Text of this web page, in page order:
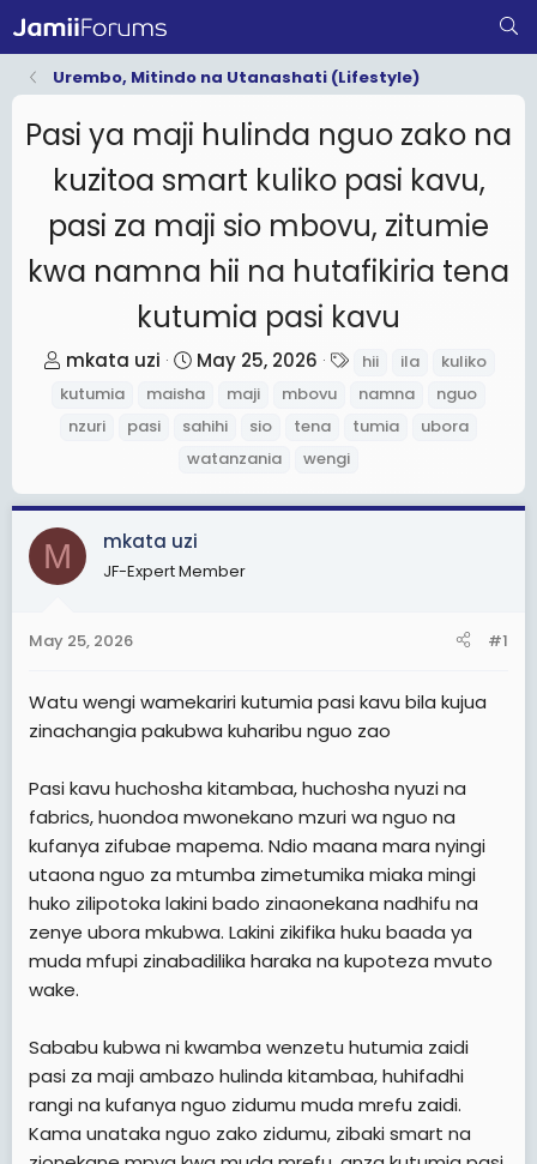
Urembo, Mitindo na Utanashati (Lifestyle)
Pasi ya maji hulinda nguo zako na
kuzitoa smart kuliko pasi kavu,
pasi za maji sio mbovu, zitumie
kwa namna hii na hutafikiria tena
kutumia pasi kavu
T
h
d
s
t
a
t
r
mkata uzi
S
t
a
d
a
May 25, 2026
a
g
hii ila
kuliko
kutumia
maisha maji mbovu namna
nguo
nzuri
pasi sahihi sio tena tumia
ubora
watanzania
wengi
M mkata uzi
JF-Expert Member
May 25, 2026 #1
Watu wengi wamekariri kutumia pasi kavu bila kujua
zinachangia pakubwa kuharibu nguo zao
Pasi kavu huchosha kitambaa, huchosha nyuzi na
fabrics, huondoa mwonekano mzuri wa nguo na
kufanya zifubae mapema. Ndio maana mara nyingi
utaona nguo za mtumba zimetumika miaka mingi
huko zilipotoka lakini bado zinaonekana nadhifu na
zenye ubora mkubwa. Lakini zikifika huku baada ya
muda mfupi zinabadilika haraka na kupoteza mvuto
wake.
Sababu kubwa ni kwamba wenzetu hutumia zaidi
pasi za maji ambazo hulinda kitambaa, huhifadhi
rangi na kufanya nguo zidumu muda mrefu zaidi.
Kama unataka nguo zako zidumu, zibaki smart na